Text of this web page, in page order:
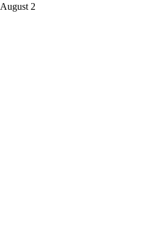
August 2